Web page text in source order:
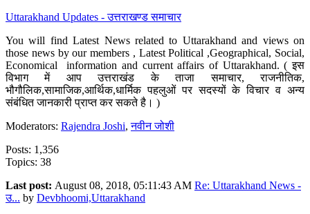
Uttarakhand Updates - उत्तराखण्ड समाचार
You will find Latest News related to Uttarakhand and views on
those news by our members , Latest Political ,Geographical, Social,
Economical information and current affairs of Uttarakhand. ( इस
विभाग में आप उत्तराखंड के ताजा समाचार, राजनीतिक,
भौगौलिक,सामाजिक,आर्थिक,धार्मिक पहलुओं पर सदस्यों के विचार व अन्य
संबंधित जानकारी प्राप्त कर सकते है। )
Moderators: Rajendra Joshi,नवीन जोशी
Posts: 1,356
Topics: 38
Last post: August 08, 2018, 05:11:43 AM Re: Uttarakhand News -
उ... by Devbhoomi,Uttarakhand